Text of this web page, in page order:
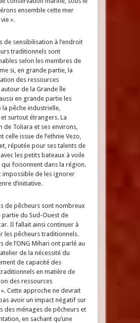
ensemble cette mer
».
de sensibilisation à l’endroit
traditionnels sont
selon les membres de
si, en grande partie, la
des ressources
de la Grande île
en grande partie les
la pêche industrielle,
surtout étrangers. La
de Toliara et ses environs,
celle issue de l’ethnie Vezo,
réputée pour ses talents de
les petits bateaux à voile
qui foisonnent dans la région.
impossible de les ignorer
d’initiative.
de pêcheurs sont nombreux
partie du Sud-Ouest de
Il fallait ainsi continuer à
les pêcheurs traditionnels.
de l’ONG Mihari ont parlé au
de la nécessité du
de capacité des
en matière de
des ressources
Cette approche ne devrait
avoir un impact négatif sur
des ménages de pêcheurs et
en sachant qu’une